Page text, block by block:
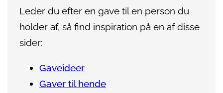
Leder du efter en gave til en person du
holder af, så find inspiration på en af disse
sider:
Gaveideer
Gaver til hende